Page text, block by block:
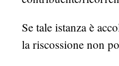
Se tale istanza è
la riscossione non